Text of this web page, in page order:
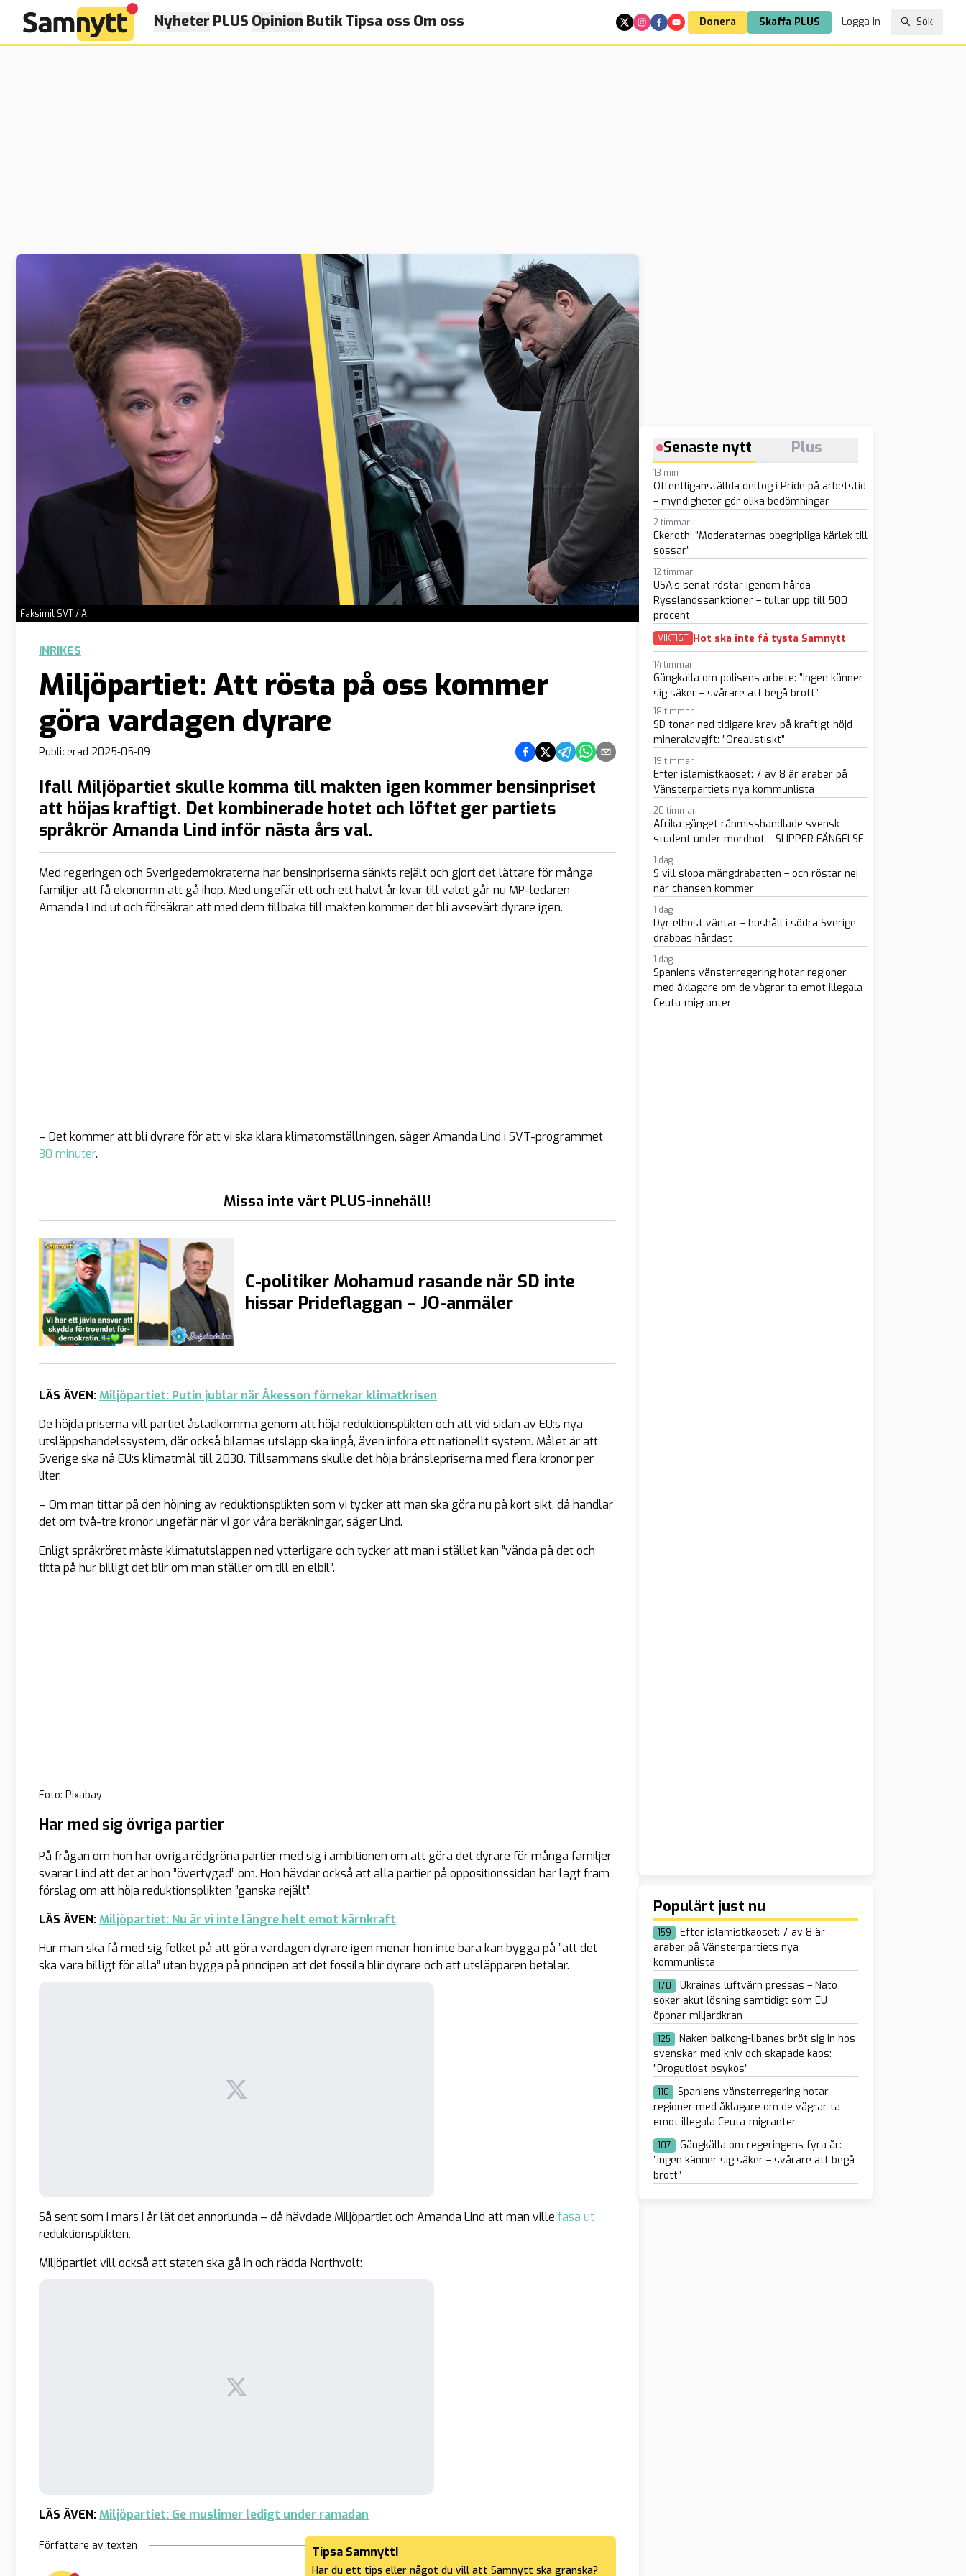
Nyheter PLUS Opinion ButikTipsa oss Om oss Donera Skaffa PLUS Logga in Sök
Faksimil SVT / AI
INRIKES
Miljöpartiet: Att rösta på oss kommer
göra vardagen dyrare
Publicerad 2025-05-09 Dela på Facebook
Dela på Twitter
Dela på Telegram
Dela på Whatsapp
Dela via e-post
Ifall Miljöpartiet skulle komma till makten igen kommer bensinpriset
att höjas kraftigt. Det kombinerade hotet och löftet ger partiets
språkrör Amanda Lind inför nästa års val.
Med regeringen och Sverigedemokraterna har bensinpriserna sänkts rejält och gjort det lättare för många
familjer att få ekonomin att gå ihop. Med ungefär ett och ett halvt år kvar till valet går nu MP-ledaren
Amanda Lind ut och försäkrar att med dem tillbaka till makten kommer det bli avsevärt dyrare igen.
– Det kommer att bli dyrare för att vi ska klara klimatomställningen, säger Amanda Lind i SVT-programmet
30 minuter.
Missa inte vårt PLUS-innehåll!
C-politiker Mohamud rasande när SD inte
hissar Prideflaggan – JO-anmäler
LÄS ÄVEN:Miljöpartiet: Putin jublar när Åkesson förnekar klimatkrisen
De höjda priserna vill partiet åstadkomma genom att höja reduktionsplikten och att vid sidan av EU:s nya
utsläppshandelssystem, där också bilarnas utsläpp ska ingå, även införa ett nationellt system. Målet är att
Sverige ska nå EU:s klimatmål till 2030. Tillsammans skulle det höja bränslepriserna med flera kronor per
liter.
– Om man tittar på den höjning av reduktionsplikten som vi tycker att man ska göra nu på kort sikt, då handlar
det om två-tre kronor ungefär när vi gör våra beräkningar, säger Lind.
Enligt språkröret måste klimatutsläppen ned ytterligare och tycker att man i stället kan ”vända på det och
titta på hur billigt det blir om man ställer om till en elbil”.
Foto: Pixabay
Har med sig övriga partier
På frågan om hon har övriga rödgröna partier med sig i ambitionen om att göra det dyrare för många familjer
svarar Lind att det är hon ”övertygad” om. Hon hävdar också att alla partier på oppositionssidan har lagt fram
förslag om att höja reduktionsplikten ”ganska rejält”.
LÄS ÄVEN:Miljöpartiet: Nu är vi inte längre helt emot kärnkraft
Hur man ska få med sig folket på att göra vardagen dyrare igen menar hon inte bara kan bygga på ”att det
ska vara billigt för alla” utan bygga på principen att det fossila blir dyrare och att utsläpparen betalar.
Så sent som i mars i år lät det annorlunda – då hävdade Miljöpartiet och Amanda Lind att man ville fasa ut
reduktionsplikten.
Miljöpartiet vill också att staten ska gå in och rädda Northvolt:
LÄS ÄVEN:Miljöpartiet: Ge muslimer ledigt under ramadan
Författare av texten Tipsa Samnytt!
Har du ett tips eller något du vill att Samnytt ska granska?
Senaste nytt Plus
13 min
Offentliganställda deltog i Pride på arbetstid
– myndigheter gör olika bedömningar
2 timmar
Ekeroth: ”Moderaternas obegripliga kärlek till
sossar”
12 timmar
USA:s senat röstar igenom hårda
Rysslandssanktioner – tullar upp till 500
procent
VIKTIGT Hot ska inte få tysta Samnytt
14 timmar
Gängkälla om polisens arbete: ”Ingen känner
sig säker – svårare att begå brott”
18 timmar
SD tonar ned tidigare krav på kraftigt höjd
mineralavgift: ”Orealistiskt”
19 timmar
Efter islamistkaoset: 7 av 8 är araber på
Vänsterpartiets nya kommunlista
20 timmar
Afrika-gänget rånmisshandlade svensk
student under mordhot – SLIPPER FÄNGELSE
1 dag
S vill slopa mängdrabatten – och röstar nej
när chansen kommer
1 dag
Dyr elhöst väntar – hushåll i södra Sverige
drabbas hårdast
1 dag
Spaniens vänsterregering hotar regioner
med åklagare om de vägrar ta emot illegala
Ceuta-migranter
Populärt just nu
159
Efter islamistkaoset: 7 av 8 är
araber på Vänsterpartiets nya
kommunlista
170
Ukrainas luftvärn pressas – Nato
söker akut lösning samtidigt som EU
öppnar miljardkran
125
Naken balkong-libanes bröt sig in hos
svenskar med kniv och skapade kaos:
”Drogutlöst psykos”
110
Spaniens vänsterregering hotar
regioner med åklagare om de vägrar ta
emot illegala Ceuta-migranter
107
Gängkälla om regeringens fyra år:
”Ingen känner sig säker – svårare att begå
brott”